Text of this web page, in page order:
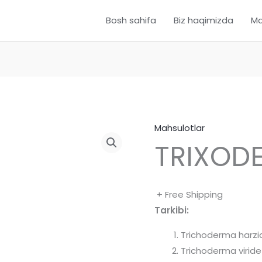
Bosh sahifa Biz haqimizda
Mahsulotlar
+ Free Shipping
Tarkibi:
Trichoderma
Trichoderma viride